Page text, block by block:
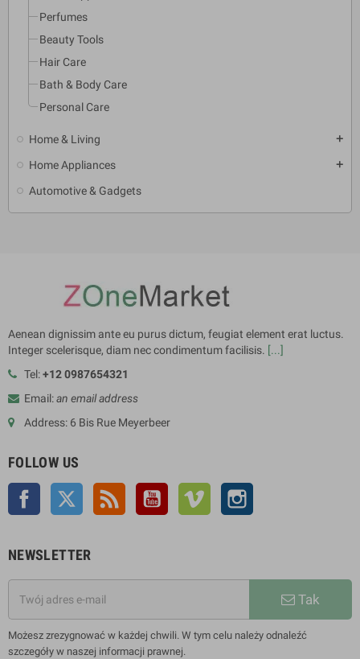
Perfumes
Beauty Tools
Hair Care
Bath & Body Care
Personal Care
Home & Living add
Home Appliances add
Automotive & Gadgets
Aenean dignissim ante eu purus dictum, feugiat element erat luctus.
Integer scelerisque, diam nec condimentum facilisis. [...]
Tel:+12 0987654321
Email:an email address
Address: 6 Bis Rue Meyerbeer
FOLLOW US
Facebook Twitter Rss YouTube Vimeo
NEWSLETTER
Tak
Możesz zrezygnować w każdej chwili. W tym celu należy odnaleźć
szczegóły w naszej informacji prawnej.